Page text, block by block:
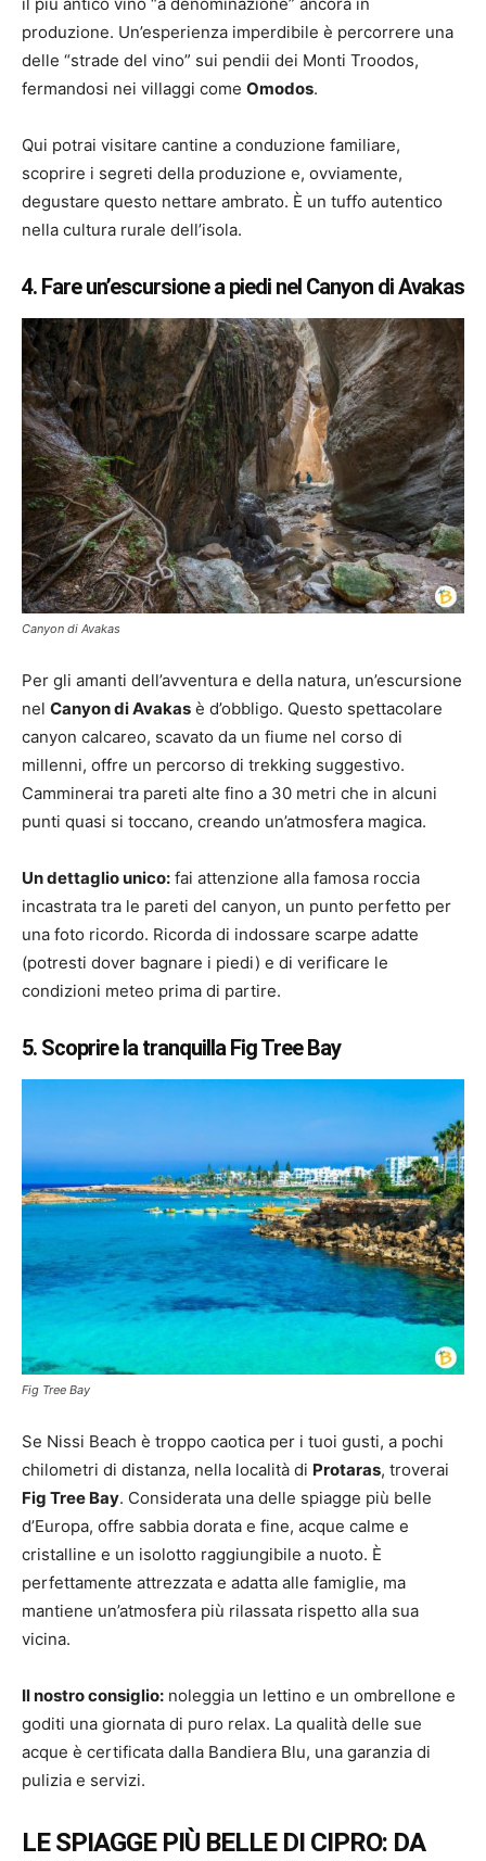
produzione. Un’esperienza imperdibile è percorrere una
delle “strade del vino” sui pendii dei Monti Troodos,
fermandosi nei villaggi come Omodos.
Qui potrai visitare cantine a conduzione familiare,
scoprire i segreti della produzione e, ovviamente,
degustare questo nettare ambrato. È un tuffo autentico
nella cultura rurale dell’isola.
4. Fare un’escursione a piedi nel Canyon di Avakas
Canyon di Avakas
Per gli amanti dell’avventura e della natura, un’escursione
nel Canyon di Avakas è d’obbligo. Questo spettacolare
canyon calcareo, scavato da un fiume nel corso di
millenni, offre un percorso di trekking suggestivo.
Camminerai tra pareti alte fino a 30 metri che in alcuni
punti quasi si toccano, creando un’atmosfera magica.
Un dettaglio unico: fai attenzione alla famosa roccia
incastrata tra le pareti del canyon, un punto perfetto per
una foto ricordo. Ricorda di indossare scarpe adatte
(potresti dover bagnare i piedi) e di verificare le
condizioni meteo prima di partire.
5. Scoprire la tranquilla Fig Tree Bay
Fig Tree Bay
Se Nissi Beach è troppo caotica per i tuoi gusti, a pochi
chilometri di distanza, nella località di Protaras, troverai
Fig Tree Bay. Considerata una delle spiagge più belle
d’Europa, offre sabbia dorata e fine, acque calme e
cristalline e un isolotto raggiungibile a nuoto. È
perfettamente attrezzata e adatta alle famiglie, ma
mantiene un’atmosfera più rilassata rispetto alla sua
vicina.
Il nostro consiglio: noleggia un lettino e un ombrellone e
goditi una giornata di puro relax. La qualità delle sue
acque è certificata dalla Bandiera Blu, una garanzia di
pulizia e servizi.
LE SPIAGGE PIÙ BELLE DI CIPRO: DA